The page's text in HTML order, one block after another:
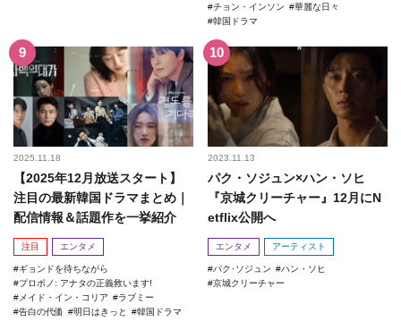
チョン・インソン
華麗な日々
韓国ドラマ
2025.11.18
【2025年12月放送スタート】
注目の最新韓国ドラマまとめ｜
配信情報＆話題作を一挙紹介
注目 エンタメ
ギョンドを待ちながら
プロボノ: アナタの正義救います!
メイド・イン・コリア
ラブミー
告白の代価
明日はきっと 韓国ドラマ
2023.11.13
パク・ソジュン×ハン・ソヒ
『京城クリーチャー』12月にN
etflix公開へ
エンタメ アーティスト
パク･ソジュン
ハン・ソヒ
京城クリーチャー